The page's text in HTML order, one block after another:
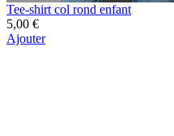
Tee-shirt col rond enfant
5,00 €
Ajouter